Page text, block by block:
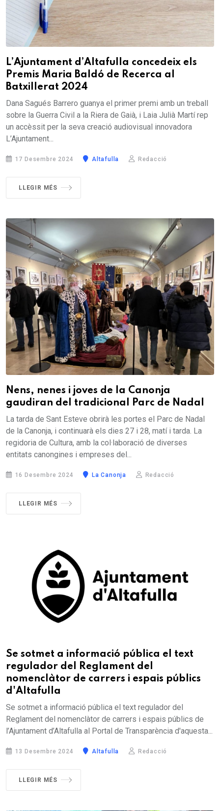
L’Ajuntament d’Altafulla concedeix els
Premis Maria Baldó de Recerca al
Batxillerat 2024
Dana Sagués Barrero guanya el primer premi amb un treball
sobre la Guerra Civil a la Riera de Gaià, i Laia Julià Martí rep
un accèssit per la seva creació audiovisual innovadora
L’Ajuntament...
17 Desembre 2024 Altafulla Redacció
LLEGIR MÉS
Nens, nenes i joves de la Canonja
gaudiran del tradicional Parc de Nadal
La tarda de Sant Esteve obrirà les portes el Parc de Nadal
de la Canonja, i continuarà els dies 27 i 28, matí i tarda. La
regidoria de Cultura, amb la col·laboració de diverses
entitats canongines i empreses del...
16 Desembre 2024 La Canonja Redacció
LLEGIR MÉS
Se sotmet a informació pública el text
regulador del Reglament del
nomenclàtor de carrers i espais públics
d'Altafulla
Se sotmet a informació pública el text regulador del
Reglament del nomenclàtor de carrers i espais públics de
l’Ajuntament d’Altafulla al Portal de Transparència d'aquesta...
13 Desembre 2024 Altafulla Redacció
LLEGIR MÉS